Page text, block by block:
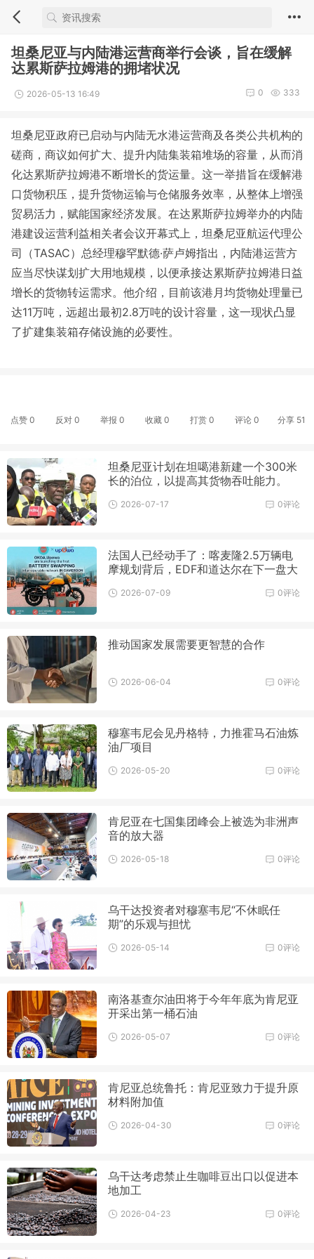
坦桑尼亚与内陆港运营商举行会谈，旨在缓解
达累斯萨拉姆港的拥堵状况
2026-05-13 16:49 333
0
坦桑尼亚政府已启动与内陆无水港运营商及各类公共机构的
磋商，商议如何扩大、提升内陆集装箱堆场的容量，从而消
化达累斯萨拉姆港不断增长的货运量。这一举措旨在缓解港
口货物积压，提升货物运输与仓储服务效率，从整体上增强
贸易活力，赋能国家经济发展。在达累斯萨拉姆举办的内陆
港建设运营利益相关者会议开幕式上，坦桑尼亚航运代理公
司（TASAC）总经理穆罕默德·萨卢姆指出，内陆港运营方
应当尽快谋划扩大用地规模，以便承接达累斯萨拉姆港日益
增长的货物转运需求。他介绍，目前该港月均货物处理量已
达11万吨，远超出最初2.8万吨的设计容量，这一现状凸显
了扩建集装箱存储设施的必要性。
点赞 0 反对 0 举报 0 收藏 0 打赏 0 评论 0 分享 51
坦桑尼亚计划在坦噶港新建一个300米
长的泊位，以提高其货物吞吐能力。
0评论
2026-07-17
法国人已经动手了：喀麦隆2.5万辆电
摩规划背后，EDF和道达尔在下一盘大
0评论
2026-07-09
推动国家发展需要更智慧的合作
0评论
2026-06-04
穆塞韦尼会见丹格特，力推霍马石油炼
油厂项目
0评论
2026-05-20
肯尼亚在七国集团峰会上被选为非洲声
音的放大器
0评论
2026-05-18
乌干达投资者对穆塞韦尼“不休眠任
期”的乐观与担忧
0评论
2026-05-14
南洛基查尔油田将于今年年底为肯尼亚
开采出第一桶石油
0评论
2026-05-07
肯尼亚总统鲁托：肯尼亚致力于提升原
材料附加值
0评论
2026-04-30
乌干达考虑禁止生咖啡豆出口以促进本
地加工
0评论
2026-04-23